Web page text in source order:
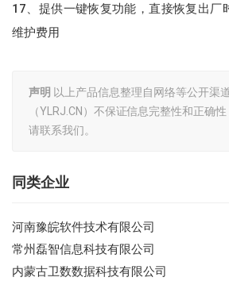
17、提供一键恢复功能，直接恢复出厂
维护费用
声明 以上产品信息整理自网络等公开渠
（YLRJ.CN）不保证信息完整性和正确
请联系我们。
同类企业
河南豫皖软件技术有限公司
常州磊智信息科技有限公司
内蒙古卫数数据科技有限公司